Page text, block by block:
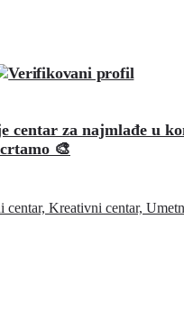
centar za najmlađe u
🎨
centar, Kreativni centar,